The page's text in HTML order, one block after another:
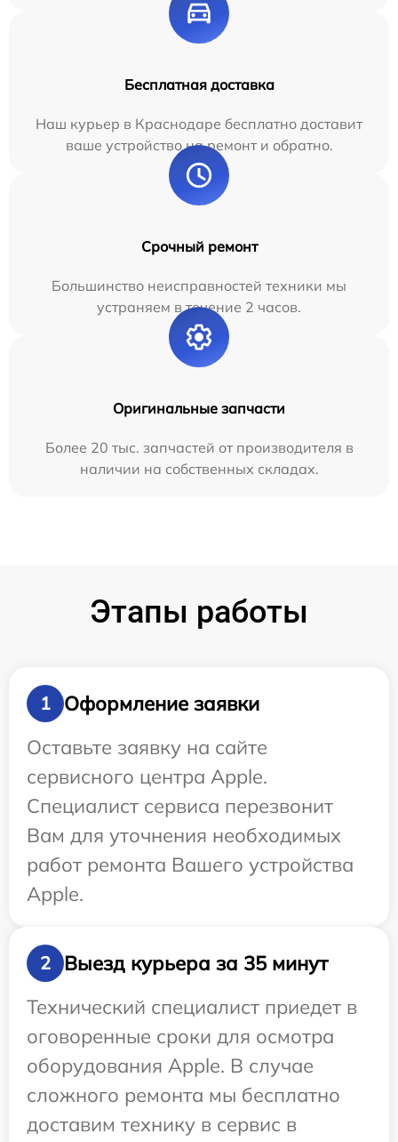
Бесплатная доставка
Наш курьер в Краснодаре бесплатно доставит
ваше устройство на ремонт и обратно.
Срочный ремонт
Большинство неисправностей техники мы
устраняем в течение 2 часов.
Оригинальные запчасти
Более 20 тыс. запчастей от производителя в
наличии на собственных складах.
Этапы работы
1
Оформление заявки
Оставьте заявку на сайте
сервисного центра Apple.
Специалист сервиса перезвонит
Вам для уточнения необходимых
работ ремонта Вашего устройства
Apple.
2
Выезд курьера за 35 минут
Технический специалист приедет в
оговоренные сроки для осмотра
оборудования Apple. В случае
сложного ремонта мы бесплатно
доставим технику в сервис в